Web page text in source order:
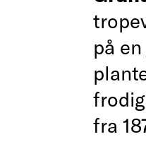
på
fra